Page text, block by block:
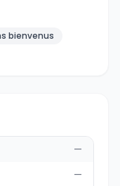
bienvenus
—
—